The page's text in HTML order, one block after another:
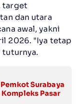
target
dan utara
awal, yakni
2026. "Iya tetap
tuturnya.
Surabaya
Kompleks Pasar